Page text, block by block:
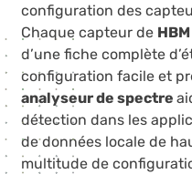
configuration des
Chaque capteur de
d’une fiche complète
configuration facile et
analyseur de spectre
détection dans les
de données locale de
multitude de